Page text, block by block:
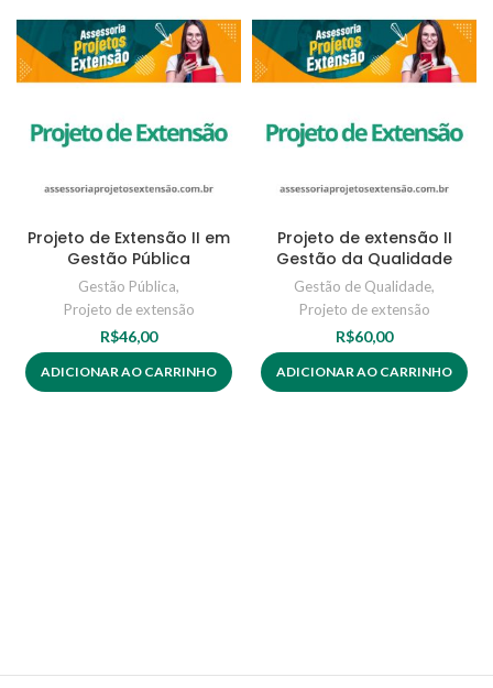
Projeto de Extensão II em
Gestão Pública
Gestão Pública,
Projeto de extensão
R$46,00
ADICIONAR AO CARRINHO
Projeto de extensão II
Gestão da Qualidade
Gestão de Qualidade,
Projeto de extensão
R$60,00
ADICIONAR AO CARRINHO